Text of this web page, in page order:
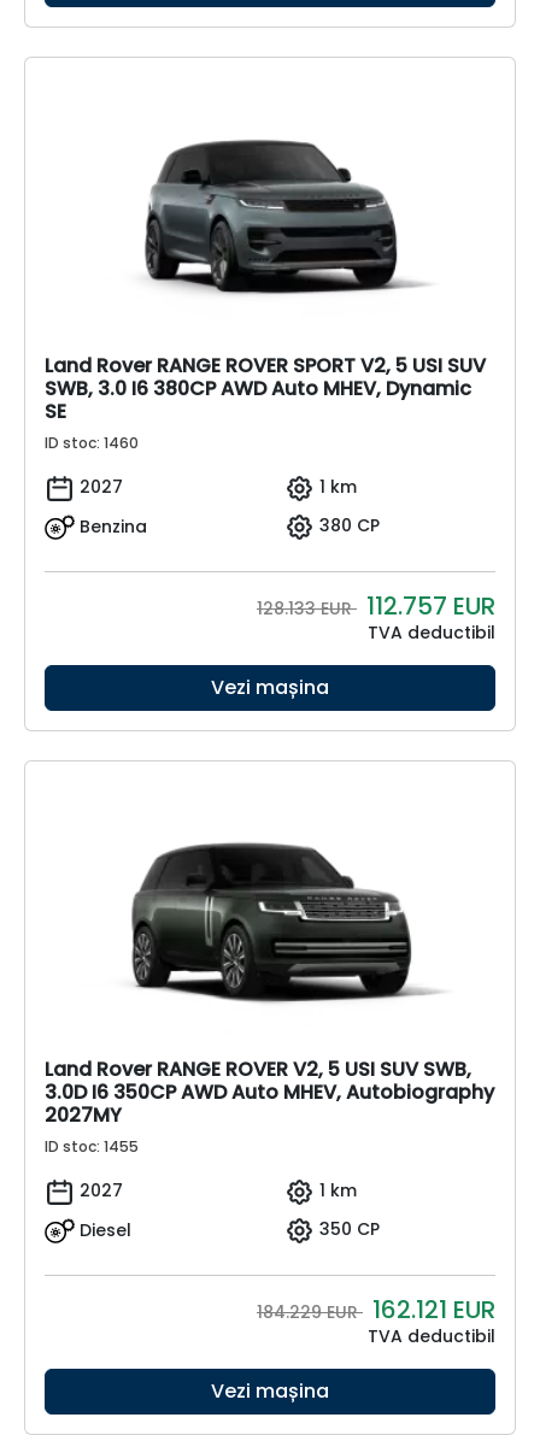
Land Rover RANGE ROVER SPORT V2, 5 USI SUV
SWB, 3.0 I6 380CP AWD Auto MHEV, Dynamic
SE
ID stoc: 1460
2027
1 km
Benzina
380 CP
128.133 EUR 112.757 EUR
TVA deductibil
Vezi mașina
Land Rover RANGE ROVER V2, 5 USI SUV SWB,
3.0D I6 350CP AWD Auto MHEV, Autobiography
2027MY
ID stoc: 1455
2027
1 km
Diesel
350 CP
184.229 EUR 162.121 EUR
TVA deductibil
Vezi mașina